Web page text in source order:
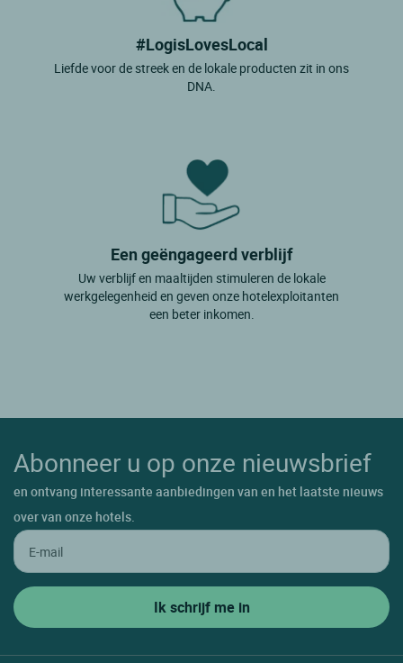
#LogisLovesLocal
Liefde voor de streek en de lokale producten zit in ons
DNA.
Een geëngageerd verblijf
Uw verblijf en maaltijden stimuleren de lokale
werkgelegenheid en geven onze hotelexploitanten
een beter inkomen.
Abonneer u op onze nieuwsbrief
en ontvang interessante aanbiedingen van en het laatste nieuws
over van onze hotels.